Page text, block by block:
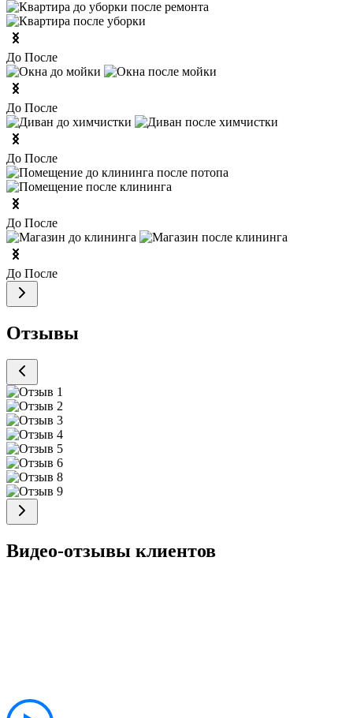
До После
До После
До После
До После
До После
Отзывы
Видео-отзывы клиентов